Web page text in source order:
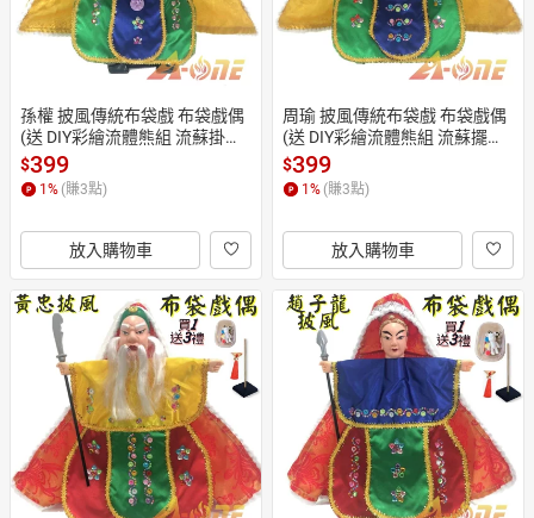
孫權 披風傳統布袋戲 布袋戲偶
(送 DIY彩繪流體熊組 流蘇掛飾
戲偶架)兒童布偶 木偶人偶玩偶
童玩 玩具 布袋戲手偶
$399
1 % (賺3點)
放入購物車
周瑜 披風傳統布袋戲 布袋戲偶
(送 DIY彩繪流體熊組 流蘇擺飾
戲偶架)表演布偶 木偶人偶玩偶
童玩 玩具 布袋戲手偶
$399
1 % (賺3點)
放入購物車